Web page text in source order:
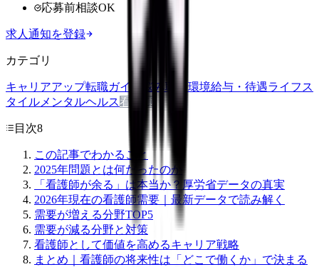
応募前相談OK
求人通知を登録
カテゴリ
キャリアアップ転職ガイド 悩み職場環境給与・待遇ライフス
タイル メンタルヘルス看護師
目次8
この記事でわかること
2025年問題とは何だったのか
「看護師が余る」は本当か？厚労省データの真実
2026年現在の看護師需要｜最新データで読み解く
需要が増える分野TOP5
需要が減る分野と対策
看護師として価値を高めるキャリア戦略
まとめ｜看護師の将来性は「どこで働くか」で決まる